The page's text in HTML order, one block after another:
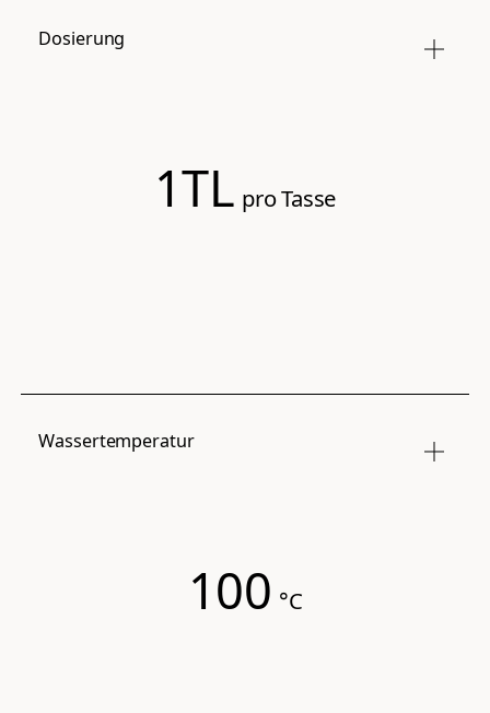
Dosierung
1TL pro Tasse
Wassertemperatur
100 °C